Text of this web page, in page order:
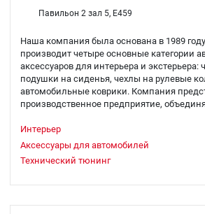
Павильон 2 зал 5, E459
Наша компания была основана в 1989
производит четыре основные категории
аксессуаров для интерьера и экстерьера:
подушки на сиденья, чехлы на рулевые
автомобильные коврики. Компания
производственное предприятие,
Интерьер
Аксессуары для автомобилей
Технический тюнинг